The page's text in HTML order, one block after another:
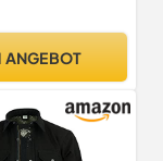
Sommer
L)
ANGEBOT